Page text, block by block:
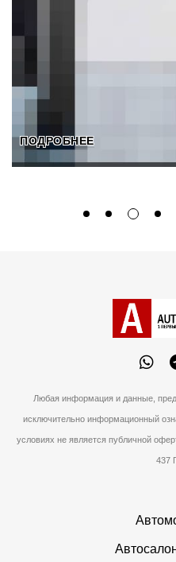
ПОДРОБНЕЕ
Любая информация и данные,
исключительно информационный
условиях не является публичной
437